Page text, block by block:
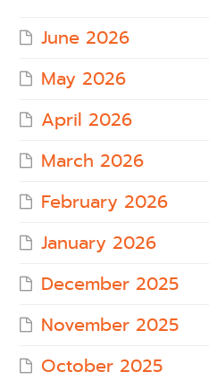
June 2026
May 2026
April 2026
March 2026
February 2026
January 2026
December 2025
November 2025
October 2025